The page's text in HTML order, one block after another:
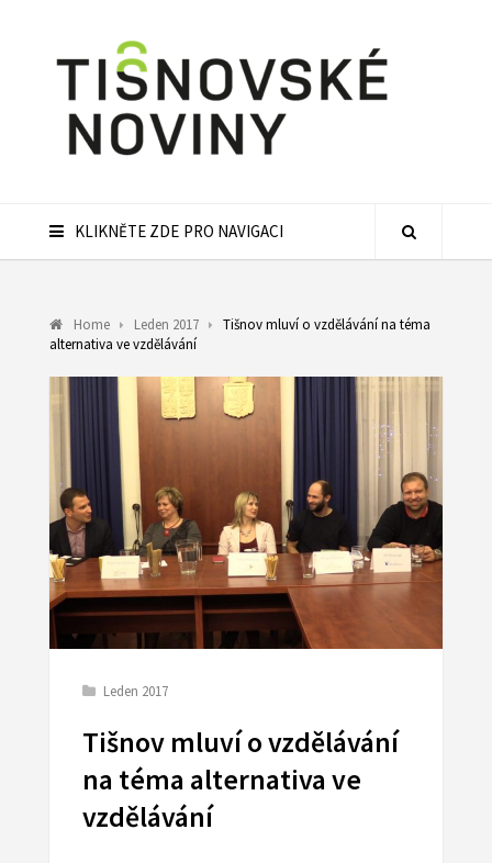
KLIKNĚTE ZDE PRO NAVIGACI
Home Leden 2017
Tišnov mluví o vzdělávání na téma
alternativa ve vzdělávání
Leden 2017
Tišnov mluví o vzdělávání
na téma alternativa ve
vzdělávání